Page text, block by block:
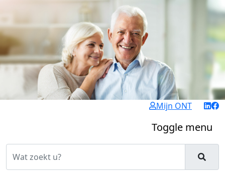
Mijn ONT
Toggle menu